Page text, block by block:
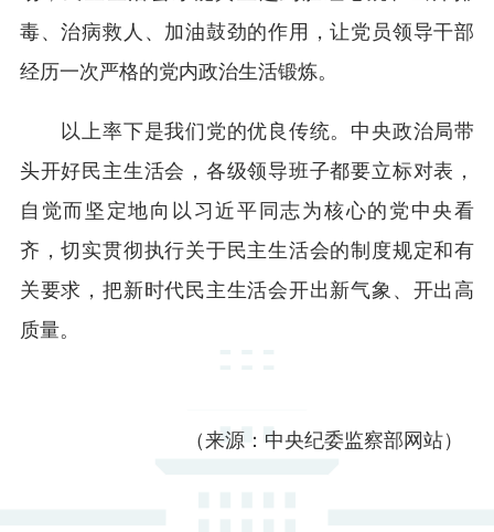
毒、治病救人、加油鼓劲的作用，让党员领导干部
经历一次严格的党内政治生活锻炼。
以上率下是我们党的优良传统。中央政治局带
头开好民主生活会，各级领导班子都要立标对表，
自觉而坚定地向以习近平同志为核心的党中央看
齐，切实贯彻执行关于民主生活会的制度规定和有
关要求，把新时代民主生活会开出新气象、开出高
质量。
（来源：中央纪委监察部网站）